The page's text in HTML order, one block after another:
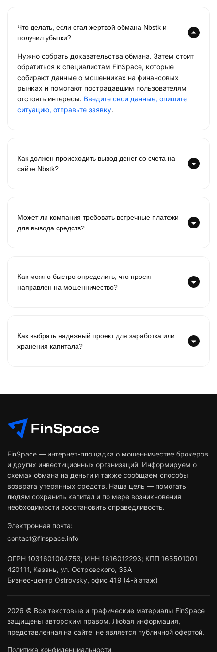
Что делать, если стал жертвой обмана Nbstk и
получил убытки?
Нужно собрать доказательства обмана. Затем стоит
обратиться к специалистам FinSpace, которые
собирают данные о мошенниках на финансовых
рынках и помогают пострадавшим пользователям
отстоять интересы. Введите свои данные, опишите
ситуацию, отправьте заявку.
Как должен происходить вывод денег со счета на
сайте Nbstk?
Может ли компания требовать встречные платежи
для вывода средств?
Как можно быстро определить, что проект
направлен на мошенничество?
Как выбрать надежный проект для заработка или
хранения капитала?
FinSpace — интернет-площадка о мошенничестве брокеров
и других инвестиционных организаций. Информируем о
схемах обмана на деньги и также сообщаем способы
возврата утерянных средств. Наша цель — помогать
людям сохранить капитал и по мере возникновения
необходимости восстановить справедливость.
Электронная почта:
contact@finspace.info
ОГРН 1031601004753; ИНН 1616012293; КПП 165501001
420111, Казань, ул. Островского, 35А
Бизнес-центр Ostrovsky, офис 419 (4-й этаж)
2026 © Все текстовые и графические материалы FinSpace
защищены авторским правом. Любая информация,
представленная на сайте, не является публичной офертой.
Политика конфиденциальности